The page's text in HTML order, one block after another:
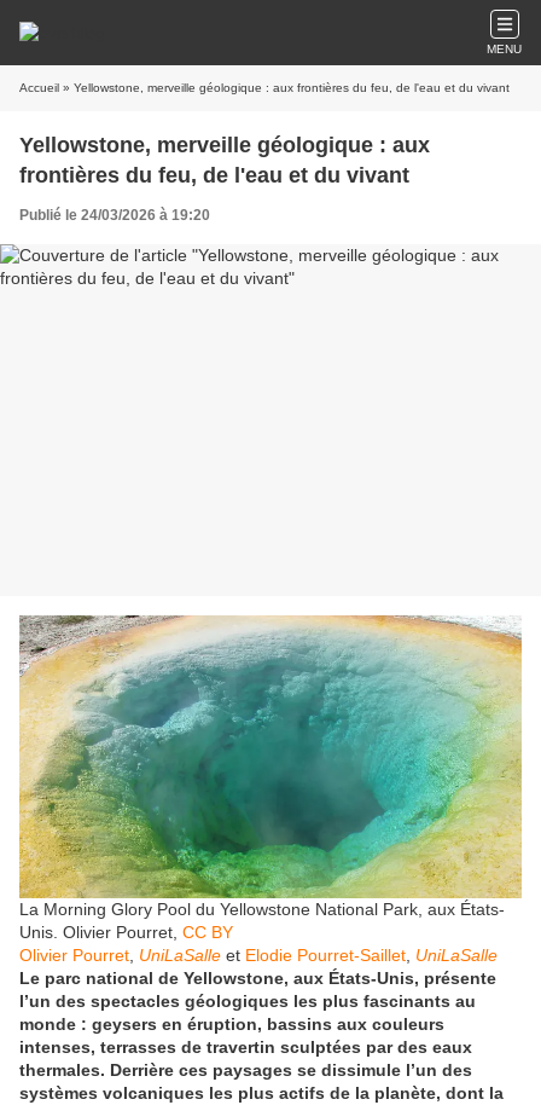
MENU
Accueil » Yellowstone, merveille géologique : aux frontières du feu, de l'eau et du vivant
Yellowstone, merveille géologique : aux
frontières du feu, de l'eau et du vivant
Publié le 24/03/2026 à 19:20
La Morning Glory Pool du Yellowstone National Park, aux États-
Unis. Olivier Pourret CC BY
Olivier Pourret UniLaSalle et Elodie Pourret-Saillet UniLaSalle
Le parc national de Yellowstone, aux États-Unis, présente
l’un des spectacles géologiques les plus fascinants au
monde : geysers en éruption, bassins aux couleurs
intenses, terrasses de travertin sculptées par des eaux
thermales. Derrière ces paysages se dissimule l’un des
systèmes volcaniques les plus actifs de la planète, dont la